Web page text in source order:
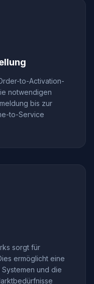
to-Activation-
notwendigen
bis zur
to-Service
sorgt für
ermöglicht eine
und die